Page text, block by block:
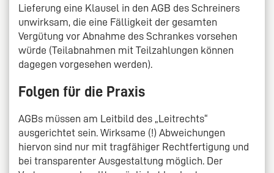
Lieferung eine Klausel in den AGB des Schreiners
unwirksam, die eine Fälligkeit der gesamten
Vergütung vor Abnahme des Schrankes vorsehen
würde (Teilabnahmen mit Teilzahlungen können
dagegen vorgesehen werden).
Folgen für die Praxis
AGBs müssen am Leitbild des „Leitrechts“
ausgerichtet sein. Wirksame (!) Abweichungen
hiervon sind nur mit tragfähiger Rechtfertigung und
bei transparenter Ausgestaltung möglich. Der